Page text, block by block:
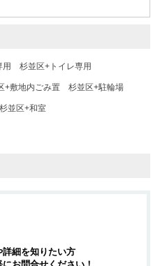
用 杉並区+トイレ専用
+敷地内ごみ置 杉並区+駐輪場
杉並区+和室
細を知りたい方